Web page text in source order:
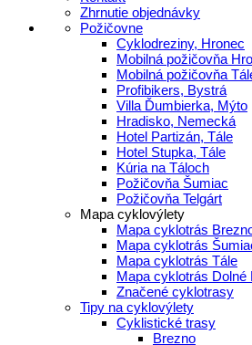
Zhrnutie objednávky
Požičovne
Cyklodreziny, Hronec
Mobilná požičovňa
Mobilná požičovňa
Profibikers, Bystrá
Villa Ďumbierka, Mýto
Hradisko, Nemecká
Hotel Partizán, Tále
Hotel Stupka, Tále
Kúria na Táloch
Požičovňa Šumiac
Požičovňa Telgárt
Mapa cyklovýlety
Mapa cyklotrás
Mapa cyklotrás
Mapa cyklotrás Tále
Mapa cyklotrás Dolné
Značené cyklotrasy
Tipy na cyklovýlety
Cyklistické trasy
Brezno